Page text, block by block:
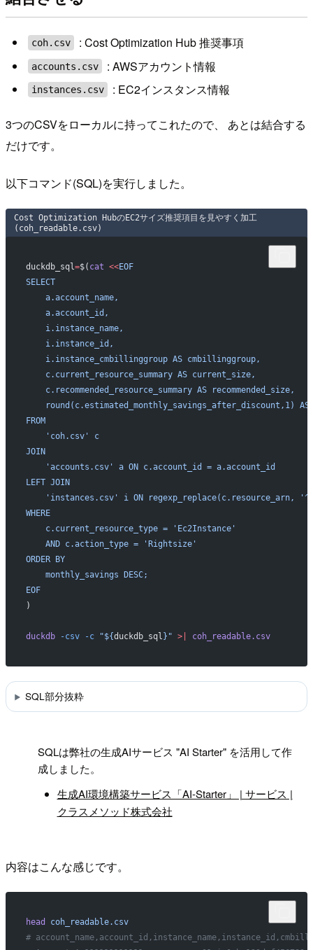
coh.csv : Cost Optimization Hub 推奨事項
accounts.csv : AWSアカウント情報
instances.csv : EC2インスタンス情報
3つのCSVをローカルに持ってこれたので、 あとは結合する
だけです。
以下コマンド(SQL)を実行しました。
Cost Optimization HubのEC2サイズ推奨項目を見やすく加工
(coh_readable.csv)
duckdb_sql=$( cat <<EOF
SELECT
    a.account_name,
    a.account_id,
    i.instance_name,
    i.instance_id,
    i.instance_cmbillinggroup AS cmbillinggroup,
    c.current_resource_summary AS current_size,
    c.recommended_resource_summary AS recommended_size,
round(c.estimated_monthly_savings_after_discount,1) AS
FROM
    'coh.csv' c
JOIN
    'accounts.csv' a ON c.account_id = a.account_id
LEFT JOIN
'instances.csv' i ON regexp_replace(c.resource_arn,
WHERE
    c.current_resource_type = 'Ec2Instance'
    AND c.action_type = 'Rightsize'
ORDER BY
    monthly_savings DESC;
EOF
)
duckdb -csv -c "${duckdb_sql }" >| coh_readable.csv
SQL部分抜粋
SQLは弊社の生成AIサービス "AI Starter" を活用して作
成しました。
生成AI環境構築サービス「AI-Starter」 | サービス |
クラスメソッド株式会社
内容はこんな感じです。
head
coh_readable.csv
#